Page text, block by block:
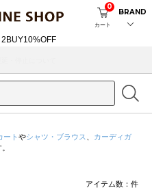
カート
0
BRAND
ート やシャツ・ブラウス
カーディガ
アイテム数： 件